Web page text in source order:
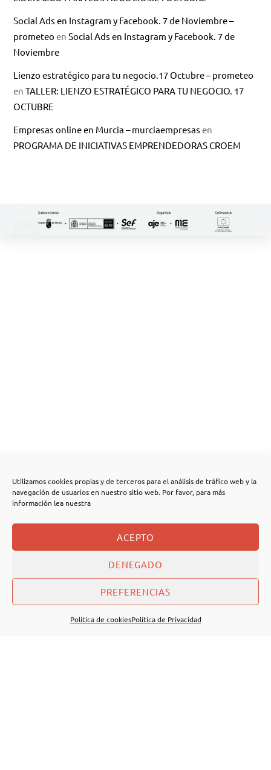
Utilizamos cookies propias y de terceros para el análisis de tráfico web y la
navegación de usuarios en nuestro sitio web. Por favor, para más
información lea nuestra
ACEPTO
DENEGADO
PREFERENCIAS
Política de cookiesPolítica de Privacidad
Social Ads en Instagram y Facebook. 7 de Noviembre –
prometeo enSocial Ads en Instagram y Facebook. 7 de
Noviembre
Lienzo estratégico para tu negocio.17 Octubre – prometeo
enTALLER: LIENZO ESTRATÉGICO PARA TU NEGOCIO. 17
OCTUBRE
Empresas online en Murcia – murciaempresas en
PROGRAMA DE INICIATIVAS EMPRENDEDORAS CROEM